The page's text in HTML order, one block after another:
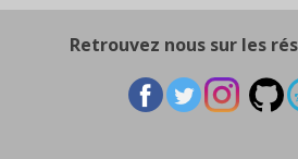
Retrouvez nous sur les